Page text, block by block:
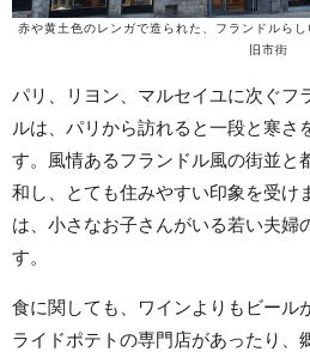
赤や黄土色のレンガで造られた、フランドルら
旧市街
パリ、リヨン、マルセイユに次ぐフ
ルは、パリから訪れると一段と寒さ
す。風情あるフランドル風の街並と
和し、とても住みやすい印象を受け
は、小さなお子さんがいる若い夫婦
す。
食に関しても、ワインよりもビール
ライドポテトの専門店があったり、